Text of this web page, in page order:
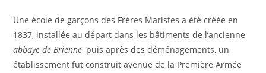
Une école de garçons des Frères Maristes a été créée en
1837, installée au départ dans les bâtiments de l’ancienne
abbaye de Brienne, puis après des déménagements, un
établissement fut construit avenue de la Première Armée